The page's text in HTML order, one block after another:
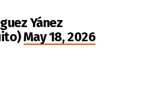
Yánez
May 18, 2026